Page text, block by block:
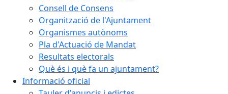
Consell de Consens
Organització de l'Ajuntament
Organismes autònoms
Pla d'Actuació de Mandat
Resultats electorals
Què és i què fa un ajuntament?
Informació oficial